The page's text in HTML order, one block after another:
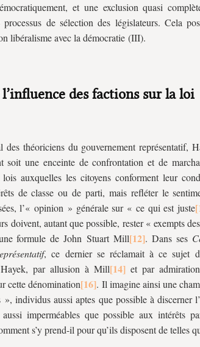
et une exclusion quasi
processus de sélection des législateurs. Cela
libéralisme avec la démocratie (III).
des factions sur la loi
des théoriciens du gouvernement représentatif,
soit une enceinte de confrontation et de
auxquelles les citoyens conforment leur
de classe ou de parti, mais refléter le
l’« opinion » générale sur « ce qui est juste
doivent, autant que possible, rester « exempts
formule de John Stuart Mill
. Dans ses
, ce dernier se réclamait à ce sujet
par allusion à Mill et par
cette dénomination
. Il imagine ainsi une
individus aussi aptes que possible à discerner
imperméables que possible aux intérêts
s’y prend-il pour qu’ils disposent de telles